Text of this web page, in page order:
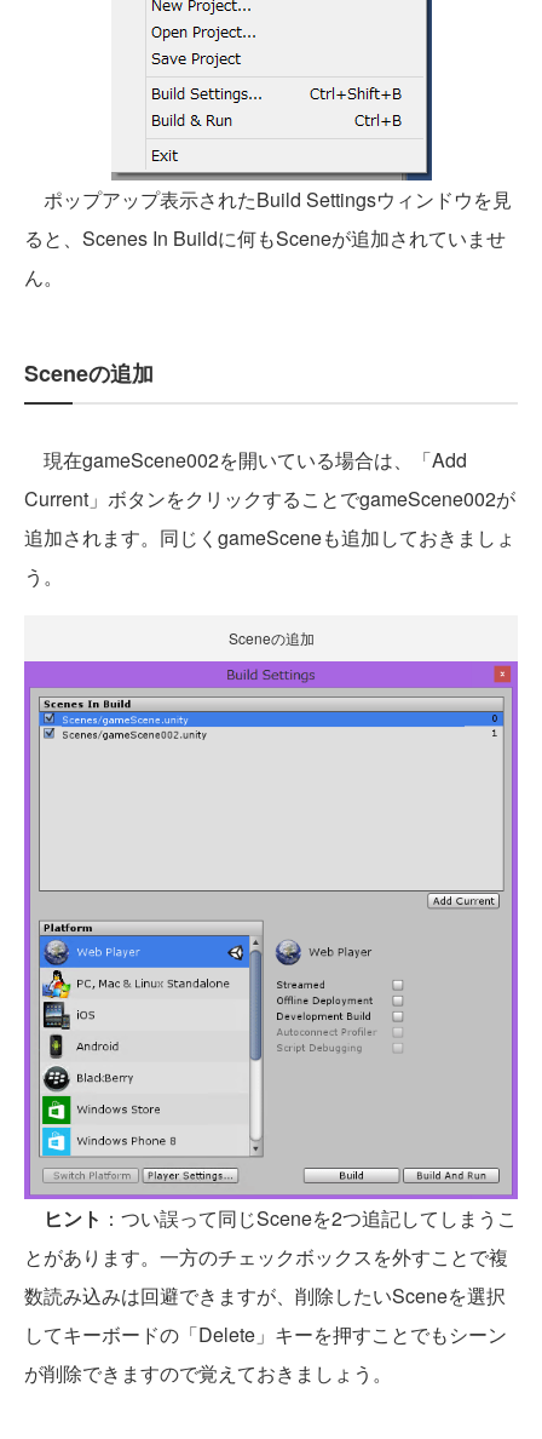
ポップアップ表示されたBuild Settingsウィンドウを見
ると、Scenes In Buildに何もSceneが追加されていませ
ん。
Sceneの追加
現在gameScene002を開いている場合は、「Add
Current」ボタンをクリックすることでgameScene002が
追加されます。同じくgameSceneも追加しておきましょ
う。
Sceneの追加
ヒント ：つい誤って同じSceneを2つ追記してしまうこ
とがあります。一方のチェックボックスを外すことで複
数読み込みは回避できますが、削除したいSceneを選択
してキーボードの「Delete」キーを押すことでもシーン
が削除できますので覚えておきましょう。